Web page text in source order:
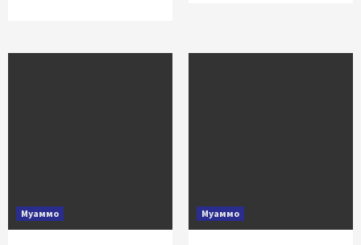
Муаммо Муаммо